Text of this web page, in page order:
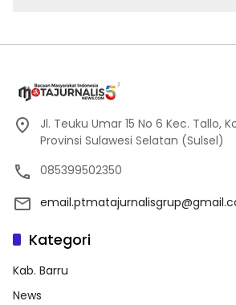
Jl. Teuku Umar 15 No 6 Kec. Tallo,
Provinsi Sulawesi Selatan (Sulsel)
085399502350
Kategori
Kab. Barru
News